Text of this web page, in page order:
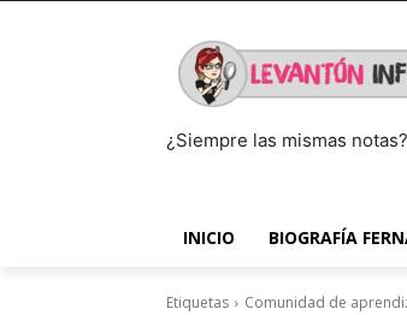
¿Siempre las mismas
INICIO BIOGRAFÍA
Etiquetas Comunidad de